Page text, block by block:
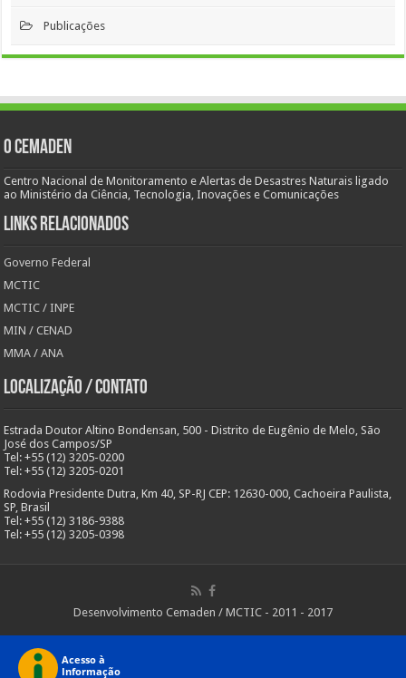
Publicações
O Cemaden
Centro Nacional de Monitoramento e Alertas de Desastres Naturais ligado
ao Ministério da Ciência, Tecnologia, Inovações e Comunicações
Links Relacionados
Governo Federal
MCTIC
MCTIC / INPE
MIN / CENAD
MMA / ANA
Localização / Contato
Estrada Doutor Altino Bondensan, 500 - Distrito de Eugênio de Melo, São
José dos Campos/SP
Tel: +55 (12) 3205-0200
Tel: +55 (12) 3205-0201
Rodovia Presidente Dutra, Km 40, SP-RJ CEP: 12630-000, Cachoeira Paulista,
SP, Brasil
Tel: +55 (12) 3186-9388
Tel: +55 (12) 3205-0398
Desenvolvimento Cemaden / MCTIC - 2011 - 2017